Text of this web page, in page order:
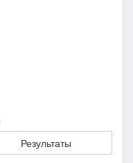
Результаты